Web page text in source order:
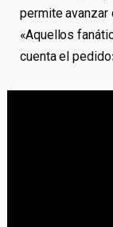
permite
«Aquellos
cuenta el